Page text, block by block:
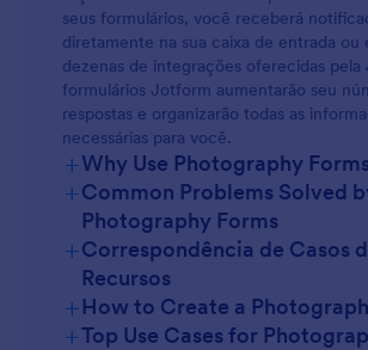
seus formulários, você receberá
diretamente na sua caixa de entrada ou
dezenas de integrações oferecidas
formulários Jotform aumentarão seu
respostas e organizarão todas as
necessárias para você.
+Why Use Photography
+Common Problems Solved
Photography Forms
+Correspondência de Casos
Recursos
+How to Create a
+Top Use Cases for